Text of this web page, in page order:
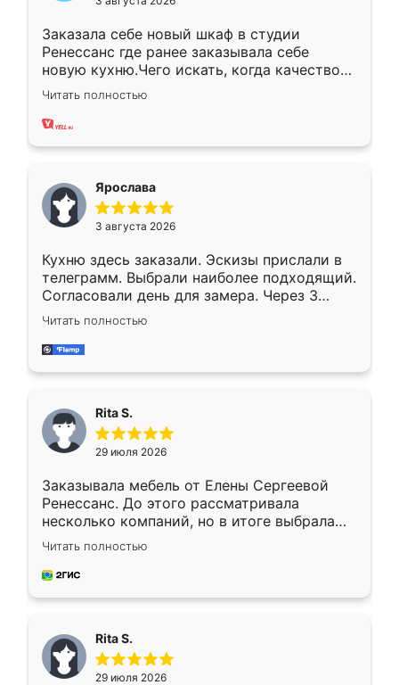
Заказала себе новый шкаф в студии
Ренессанс где ранее заказывала себе
новую кухню.Чего искать, когда качеством
вполне довольна. Служит кухня уже почти
два года, нареканий нет.
Читать полностью
Ярослава
3 августа 2026
Кухню здесь заказали. Эскизы прислали в
телеграмм. Выбрали наиболее подходящий.
Согласовали день для замера. Через 3
недели кухня была уже готова. Остались
довольны работой. Спасибо Ренессанс
мебель за качественную работу!
Читать полностью
Rita S.
29 июля 2026
Заказывала мебель от Елены Сергеевой
Ренессанс. До этого рассматривала
несколько компаний, но в итоге выбрала
эту. Сначала обговорили условия, потом
приехал замерщик, всё спокойно объяснил
и снял размеры. Изготовили в срок, с
каких-либо доработок. Качеством осталась
довольна, все выглядит так, как и ожидала.
Читать полностью
Rita S.
29 июля 2026